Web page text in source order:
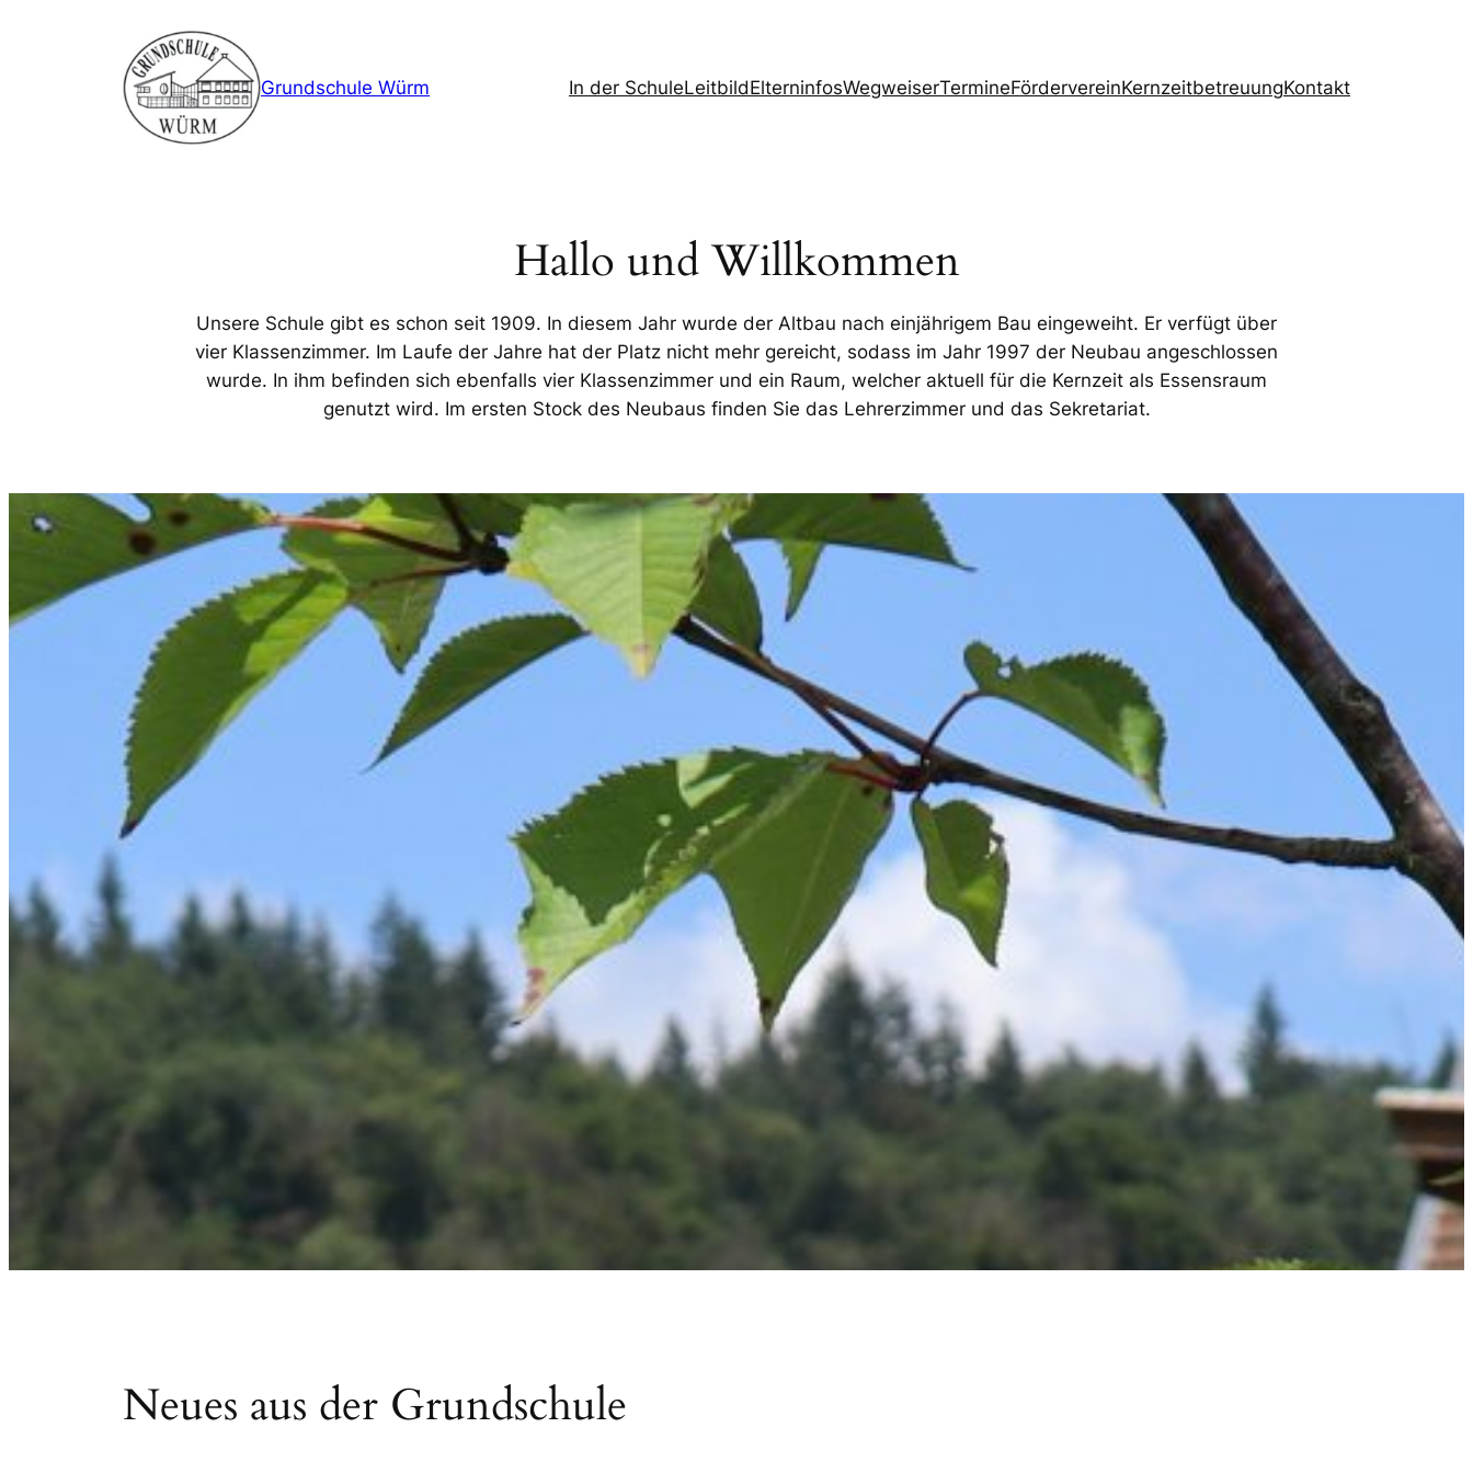
Grundschule Würm In der SchuleLeitbildElterninfosWegweiserTermineFördervereinKernzeitbetreuungKontakt
Hallo und Willkommen
Unsere Schule gibt es schon seit 1909. In diesem Jahr wurde der Altbau nach einjährigem Bau eingeweiht. Er verfügt über
vier Klassenzimmer. Im Laufe der Jahre hat der Platz nicht mehr gereicht, sodass im Jahr 1997 der Neubau angeschlossen
wurde. In ihm befinden sich ebenfalls vier Klassenzimmer und ein Raum, welcher aktuell für die Kernzeit als Essensraum
genutzt wird. Im ersten Stock des Neubaus finden Sie das Lehrerzimmer und das Sekretariat.
Neues aus der Grundschule